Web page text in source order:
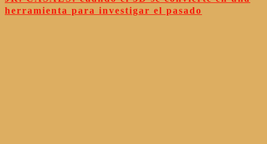
herramienta para investigar el pasado